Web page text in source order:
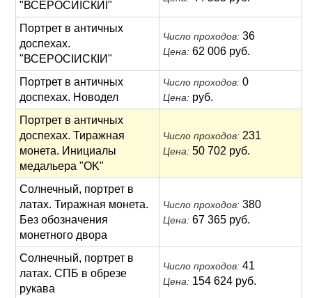
"ВСЕРОСИIСКИI"
Портрет в античных
доспехах.
"ВСЕРОСIИСКIИ"
Число проходов: 36
Цена: 62 006 руб.
Портрет в античных
доспехах. Новодел
Число проходов: 0
Цена: руб.
Портрет в античных
доспехах. Тиражная
монета. Инициалы
медальера "OK"
Число проходов: 231
Цена: 50 702 руб.
Солнечный, портрет в
латах. Тиражная монета.
Без обозначения
монетного двора
Число проходов: 380
Цена: 67 365 руб.
Солнечный, портрет в
латах. СПБ в обрезе
рукава
Число проходов: 41
Цена: 154 624 руб.